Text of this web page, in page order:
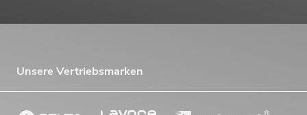
Unsere Vertriebsmarken